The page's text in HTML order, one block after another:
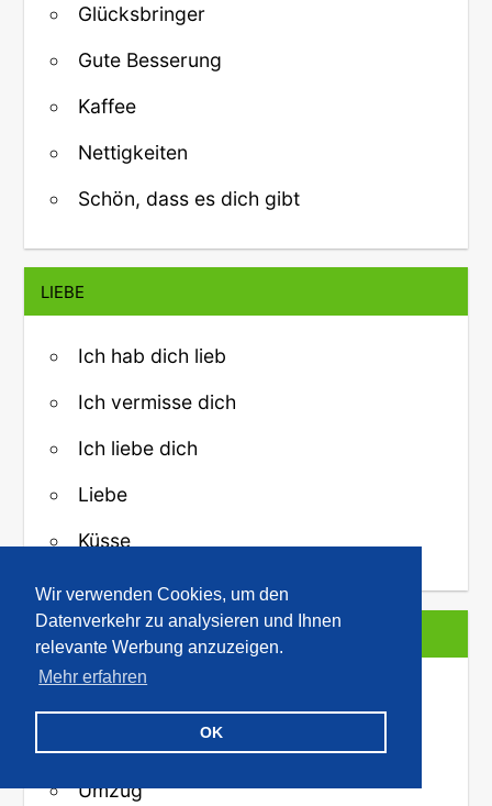
Wir verwenden Cookies, um den
Datenverkehr zu analysieren und Ihnen
relevante Werbung anzuzeigen.
Mehr erfahren
OK
Glücksbringer
Gute Besserung
Kaffee
Nettigkeiten
Schön, dass es dich gibt
LIEBE
Ich hab dich lieb
Ich vermisse dich
Ich liebe dich
Liebe
Küsse
DIES UND DAS
Umzug